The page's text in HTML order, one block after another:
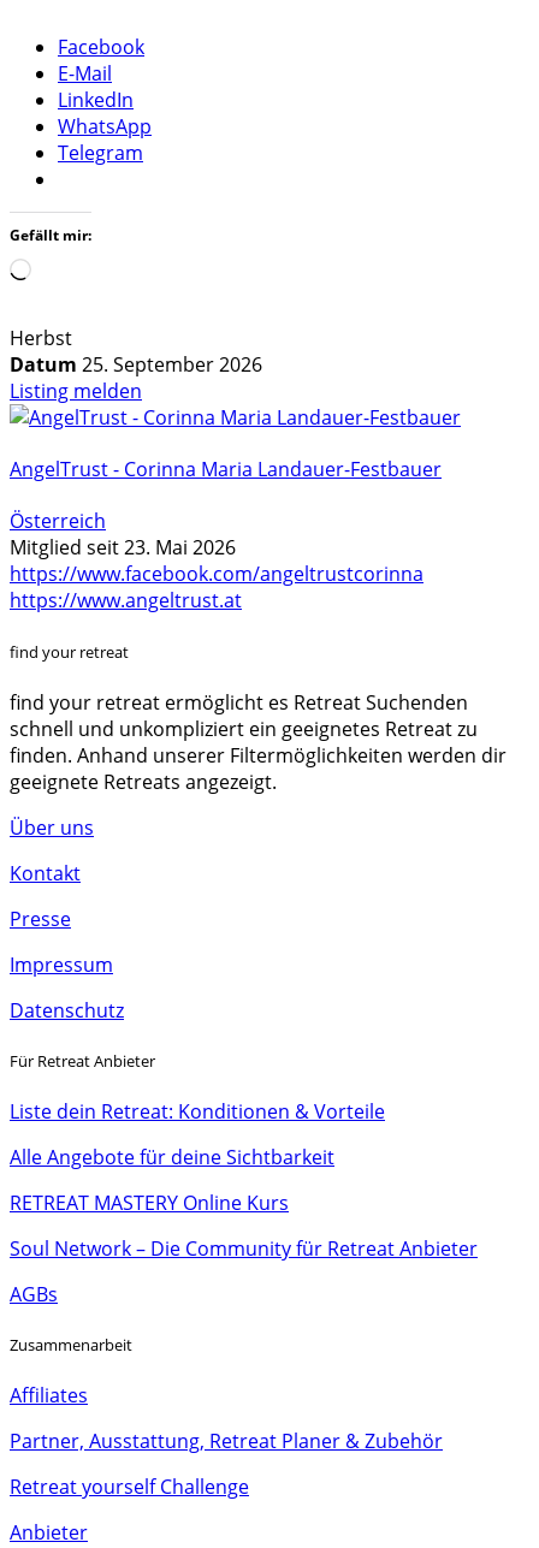
Facebook
E-Mail
LinkedIn
WhatsApp
Telegram
Gefällt mir:
Wird
Herbst
Datum 25. September 2026
Listing melden
AngelTrust - Corinna Maria Landauer-Festbauer
Österreich
Mitglied seit 23. Mai 2026
https://www.facebook.com/angeltrustcorinna
https://www.angeltrust.at
find your retreat
find your retreat ermöglicht es Retreat Suchenden
schnell und unkompliziert ein geeignetes Retreat zu
finden. Anhand unserer Filtermöglichkeiten werden dir
geeignete Retreats angezeigt.
Über uns
Kontakt
Presse
Impressum
Datenschutz
Für Retreat Anbieter
Liste dein Retreat: Konditionen & Vorteile
Alle Angebote für deine Sichtbarkeit
RETREAT MASTERY Online Kurs
Soul Network – Die Community für Retreat Anbieter
AGBs
Zusammenarbeit
Affiliates
Partner, Ausstattung, Retreat Planer & Zubehör
Retreat yourself Challenge
Anbieter